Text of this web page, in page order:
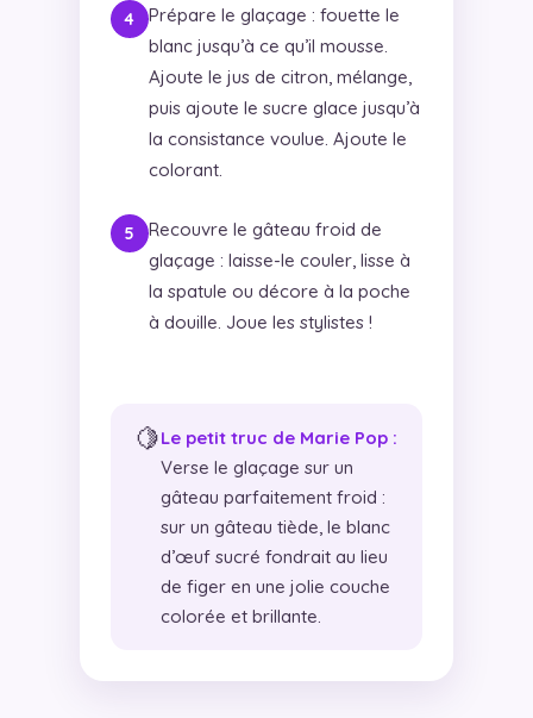
Prépare le glaçage : fouette le
blanc jusqu’à ce qu’il mousse.
Ajoute le jus de citron, mélange,
puis ajoute le sucre glace jusqu’à
la consistance voulue. Ajoute le
colorant.
Recouvre le gâteau froid de
glaçage : laisse-le couler, lisse à
la spatule ou décore à la poche
à douille. Joue les stylistes !
🍋Le petit truc de Marie Pop :
Verse le glaçage sur un
gâteau parfaitement froid :
sur un gâteau tiède, le blanc
d’œuf sucré fondrait au lieu
de figer en une jolie couche
colorée et brillante.